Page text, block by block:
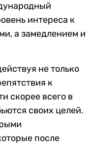
интереса к
а замедлением и
не только
к
скорее всего в
своих целей.
после